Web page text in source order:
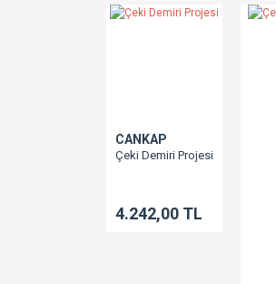
Ürün resmi kalitesiz,
CANKAP
Çeki Demiri Projesi
4.242,00 TL